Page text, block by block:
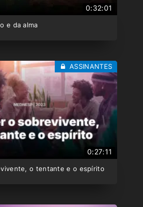
0:32:01
e da alma
0:27:11
o tentante e o espírito
ASSINANTES